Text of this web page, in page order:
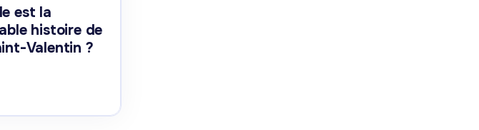
est la
histoire de
Valentin ?